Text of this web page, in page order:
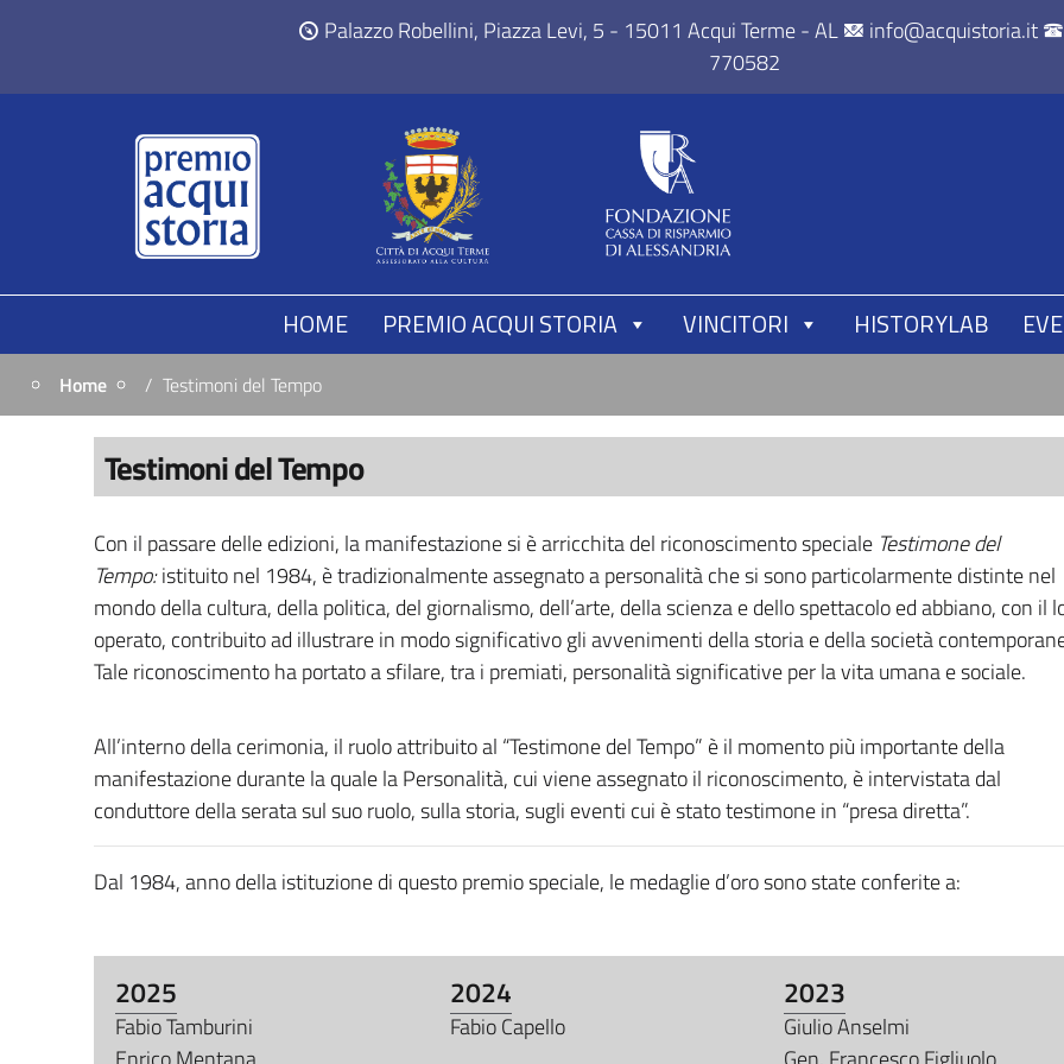
Palazzo Robellini, Piazza Levi, 5 - 15011 Acqui Terme - AL info@acquistoria.it
770582
HOME PREMIO ACQUI STORIA VINCITORI HISTORYLAB
Home Testimoni del Tempo
Testimoni del Tempo
Con il passare delle edizioni, la manifestazione si è arricchita del riconoscimento speciale Testimone del
Tempo:istituito nel 1984, è tradizionalmente assegnato a personalità che si sono particolarmente distinte nel
mondo della cultura, della politica, del giornalismo, dell’arte, della scienza e dello spettacolo ed abbiano, con il
operato, contribuito ad illustrare in modo significativo gli avvenimenti della storia e della società
Tale riconoscimento ha portato a sfilare, tra i premiati, personalità significative per la vita umana e sociale.
All’interno della cerimonia, il ruolo attribuito al “Testimone del Tempo” è il momento più importante della
manifestazione durante la quale la Personalità, cui viene assegnato il riconoscimento, è intervistata dal
conduttore della serata sul suo ruolo, sulla storia, sugli eventi cui è stato testimone in “presa diretta”.
Dal 1984, anno della istituzione di questo premio speciale, le medaglie d’oro sono state conferite a:
2025
Fabio Tamburini
2024
Fabio Capello
2023
Giulio Anselmi